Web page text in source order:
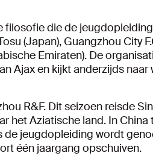
filosofie die de
(Japan), Guangzhou City
Emiraten). De
Ajax en kijkt anderzijds
R&F. Dit seizoen reisde
het Aziatische land. In
de jeugdopleiding wordt
één jaargang opschuiven.